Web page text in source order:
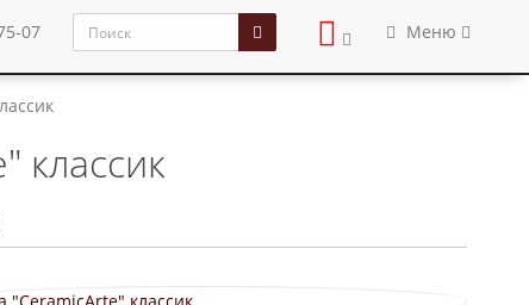
07 Меню
классик